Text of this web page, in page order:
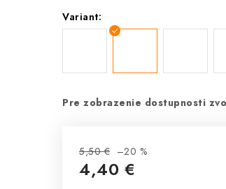
Variant:
Pre zobrazenie dostupnosti
5,50 € –20 %
4,40 €